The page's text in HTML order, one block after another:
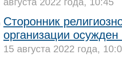
августа 2022 года, 10:45
Сторонник
организации
15 августа 2022 года,